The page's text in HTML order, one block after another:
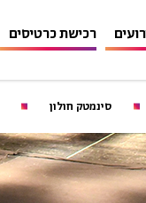
רכישת כרטיסים
סינמטק חולון